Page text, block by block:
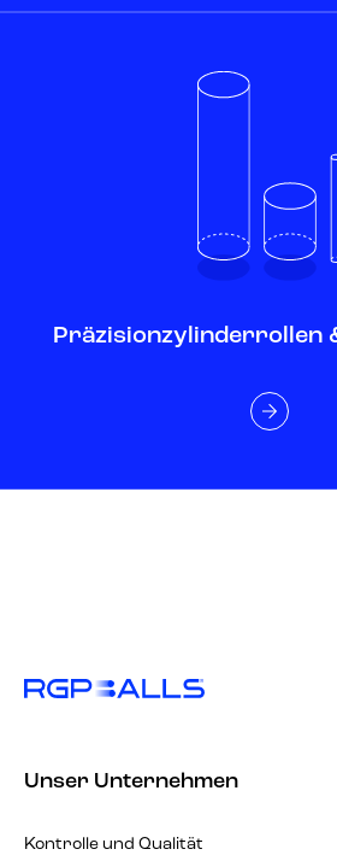
Präzisionzylinderrollen
Unser Unternehmen
Kontrolle und Qualität